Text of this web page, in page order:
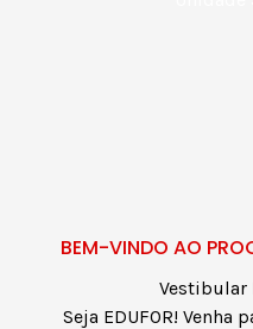
BEM-VINDO AO
Vestibular
Seja EDUFOR! Venha